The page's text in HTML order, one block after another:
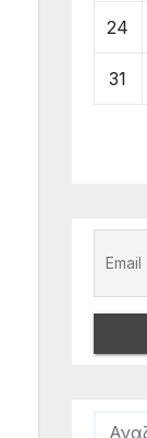
24
31